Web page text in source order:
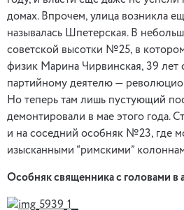
домах. Впрочем, улица возникла
называлась Шпетерская. В
советской высотки №25, в
физик Марина Чирвинская, 39 лет
партийному деятелю —
Но теперь там лишь пустующий
демонтировали в мае этого года.
и на соседний особняк №23, где
изысканными “римскими”
Особняк священника с головами в